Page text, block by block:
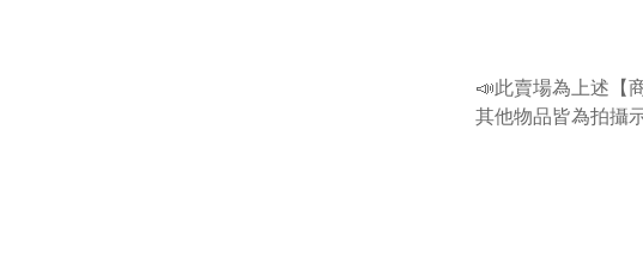
📣此賣場為上述【
其他物品皆為拍攝